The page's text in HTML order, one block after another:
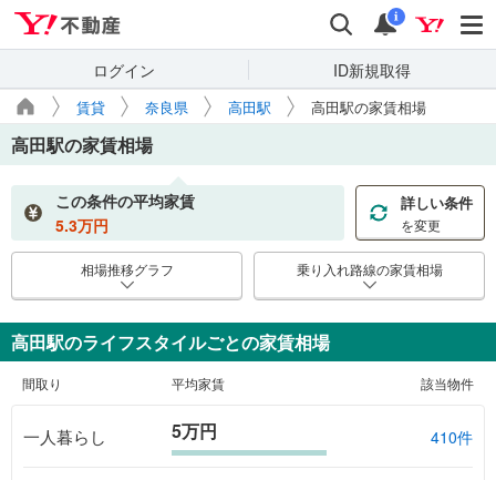
検索 通知
i
ログイン ID新規取得
賃貸 奈良県 高田駅 高田駅の家賃相場
高田駅の家賃相場
この条件の平均家賃
5.3万円
詳しい条件
を変更
相場推移グラフ 乗り入れ路線の家賃相場
高田駅のライフスタイルごとの家賃相場
間取り 平均家賃 該当物件
一人暮らし 5万円 410件